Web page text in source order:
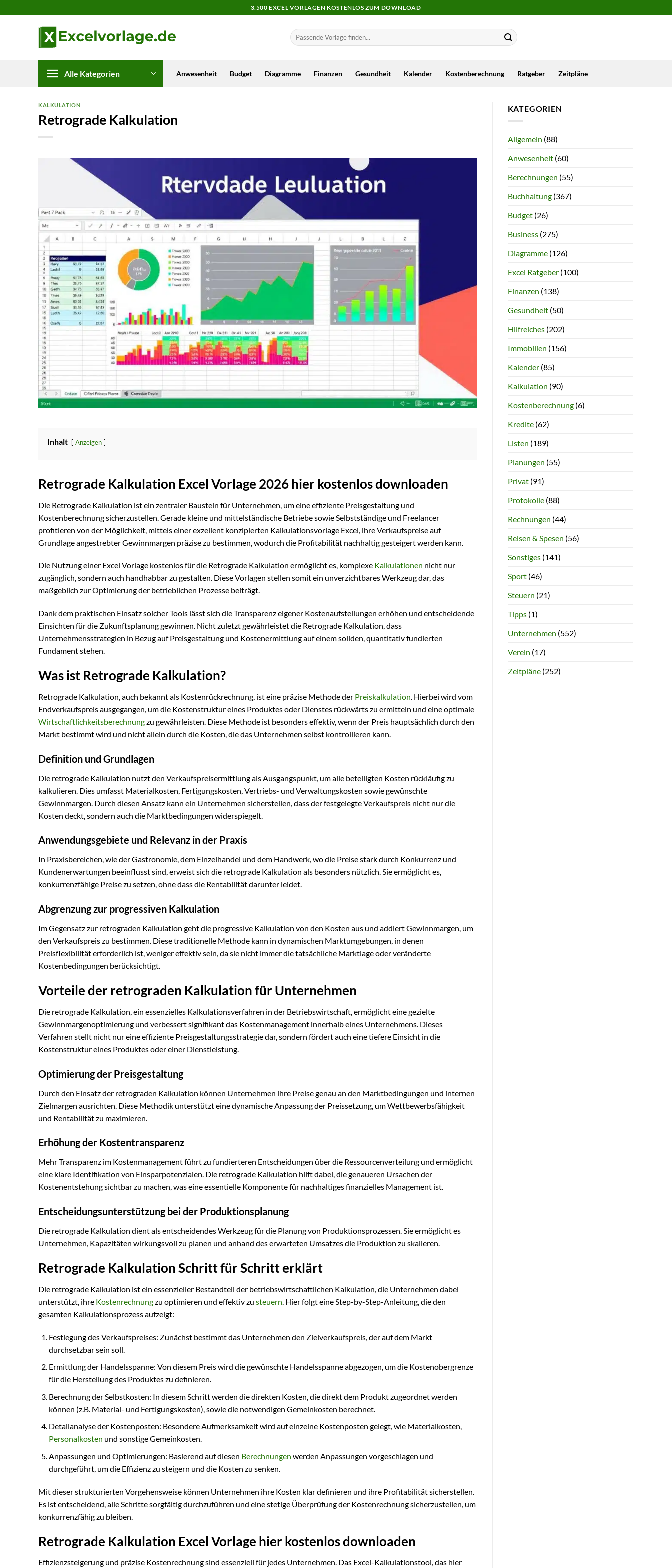
Inhalt
3.500 EXCEL VORLAGEN KOSTENLOS ZUM DOWNLOAD
Alle Kategorien Anwesenheit Budget Diagramme Finanzen Gesundheit Kalender Kostenberechnung Ratgeber Zeitpläne
KALKULATION
Retrograde Kalkulation
Inhalt Anzeigen
Retrograde Kalkulation Excel Vorlage 2026 hier kostenlos downloaden
Die Retrograde Kalkulation ist ein zentraler Baustein für Unternehmen, um eine effiziente Preisgestaltung und
Kostenberechnung sicherzustellen. Gerade kleine und mittelständische Betriebe sowie Selbstständige und Freelancer
profitieren von der Möglichkeit, mittels einer exzellent konzipierten Kalkulationsvorlage Excel, ihre Verkaufspreise auf
Grundlage angestrebter Gewinnmargen präzise zu bestimmen, wodurch die Profitabilität nachhaltig gesteigert werden kann.
Die Nutzung einer Excel Vorlage kostenlos für die Retrograde Kalkulation ermöglicht es, komplexe Kalkulationen nicht nur
zugänglich, sondern auch handhabbar zu gestalten. Diese Vorlagen stellen somit ein unverzichtbares Werkzeug dar, das
maßgeblich zur Optimierung der betrieblichen Prozesse beiträgt.
Dank dem praktischen Einsatz solcher Tools lässt sich die Transparenz eigener Kostenaufstellungen erhöhen und entscheidende
Einsichten für die Zukunftsplanung gewinnen. Nicht zuletzt gewährleistet die Retrograde Kalkulation, dass
Unternehmensstrategien in Bezug auf Preisgestaltung und Kostenermittlung auf einem soliden, quantitativ fundierten
Fundament stehen.
Was ist Retrograde Kalkulation?
Retrograde Kalkulation, auch bekannt als Kostenrückrechnung, ist eine präzise Methode der Preiskalkulation. Hierbei wird vom
Endverkaufspreis ausgegangen, um die Kostenstruktur eines Produktes oder Dienstes rückwärts zu ermitteln und eine optimale
Wirtschaftlichkeitsberechnungzu gewährleisten. Diese Methode ist besonders effektiv, wenn der Preis hauptsächlich durch den
Markt bestimmt wird und nicht allein durch die Kosten, die das Unternehmen selbst kontrollieren kann.
Definition und Grundlagen
Die retrograde Kalkulation nutzt den Verkaufspreisermittlung als Ausgangspunkt, um alle beteiligten Kosten rückläufig zu
kalkulieren. Dies umfasst Materialkosten, Fertigungskosten, Vertriebs- und Verwaltungskosten sowie gewünschte
Gewinnmargen. Durch diesen Ansatz kann ein Unternehmen sicherstellen, dass der festgelegte Verkaufspreis nicht nur die
Kosten deckt, sondern auch die Marktbedingungen widerspiegelt.
Anwendungsgebiete und Relevanz in der Praxis
In Praxisbereichen, wie der Gastronomie, dem Einzelhandel und dem Handwerk, wo die Preise stark durch Konkurrenz und
Kundenerwartungen beeinflusst sind, erweist sich die retrograde Kalkulation als besonders nützlich. Sie ermöglicht es,
konkurrenzfähige Preise zu setzen, ohne dass die Rentabilität darunter leidet.
Abgrenzung zur progressiven Kalkulation
Im Gegensatz zur retrograden Kalkulation geht die progressive Kalkulation von den Kosten aus und addiert Gewinnmargen, um
den Verkaufspreis zu bestimmen. Diese traditionelle Methode kann in dynamischen Marktumgebungen, in denen
Preisflexibilität erforderlich ist, weniger effektiv sein, da sie nicht immer die tatsächliche Marktlage oder veränderte
Kostenbedingungen berücksichtigt.
Vorteile der retrograden Kalkulation für Unternehmen
Die retrograde Kalkulation, ein essenzielles Kalkulationsverfahren in der Betriebswirtschaft, ermöglicht eine gezielte
Gewinnmargenoptimierung und verbessert signifikant das Kostenmanagement innerhalb eines Unternehmens. Dieses
Verfahren stellt nicht nur eine effiziente Preisgestaltungsstrategie dar, sondern fördert auch eine tiefere Einsicht in die
Kostenstruktur eines Produktes oder einer Dienstleistung.
Optimierung der Preisgestaltung
Durch den Einsatz der retrograden Kalkulation können Unternehmen ihre Preise genau an den Marktbedingungen und internen
Zielmargen ausrichten. Diese Methodik unterstützt eine dynamische Anpassung der Preissetzung, um Wettbewerbsfähigkeit
und Rentabilität zu maximieren.
Erhöhung der Kostentransparenz
Mehr Transparenz im Kostenmanagement führt zu fundierteren Entscheidungen über die Ressourcenverteilung und ermöglicht
eine klare Identifikation von Einsparpotenzialen. Die retrograde Kalkulation hilft dabei, die genaueren Ursachen der
Kostenentstehung sichtbar zu machen, was eine essentielle Komponente für nachhaltiges finanzielles Management ist.
Entscheidungsunterstützung bei der Produktionsplanung
Die retrograde Kalkulation dient als entscheidendes Werkzeug für die Planung von Produktionsprozessen. Sie ermöglicht es
Unternehmen, Kapazitäten wirkungsvoll zu planen und anhand des erwarteten Umsatzes die Produktion zu skalieren.
Retrograde Kalkulation Schritt für Schritt erklärt
Die retrograde Kalkulation ist ein essenzieller Bestandteil der betriebswirtschaftlichen Kalkulation, die Unternehmen dabei
unterstützt, ihre Kostenrechnungzu optimieren und effektiv zu steuern. Hier folgt eine Step-by-Step-Anleitung, die den
gesamten Kalkulationsprozess aufzeigt:
Festlegung des Verkaufspreises: Zunächst bestimmt das Unternehmen den Zielverkaufspreis, der auf dem Markt
durchsetzbar sein soll.
Ermittlung der Handelsspanne: Von diesem Preis wird die gewünschte Handelsspanne abgezogen, um die Kostenobergrenze
für die Herstellung des Produktes zu definieren.
Berechnung der Selbstkosten: In diesem Schritt werden die direkten Kosten, die direkt dem Produkt zugeordnet werden
können (z.B. Material- und Fertigungskosten), sowie die notwendigen Gemeinkosten berechnet.
Detailanalyse der Kostenposten: Besondere Aufmerksamkeit wird auf einzelne Kostenposten gelegt, wie Materialkosten,
Personalkosten und sonstige Gemeinkosten.
Anpassungen und Optimierungen: Basierend auf diesen Berechnungen werden Anpassungen vorgeschlagen und
durchgeführt, um die Effizienz zu steigern und die Kosten zu senken.
Mit dieser strukturierten Vorgehensweise können Unternehmen ihre Kosten klar definieren und ihre Profitabilität sicherstellen.
Es ist entscheidend, alle Schritte sorgfältig durchzuführen und eine stetige Überprüfung der Kostenrechnung sicherzustellen, um
konkurrenzfähig zu bleiben.
Retrograde Kalkulation Excel Vorlage hier kostenlos downloaden
Effizienzsteigerung und präzise Kostenrechnung sind essenziell für jedes Unternehmen. Das Excel-Kalkulationstool, das hier
KATEGORIEN
Allgemein (88)
Anwesenheit(60)
Berechnungen (55)
Buchhaltung(367)
Budget(26)
Business(275)
Diagramme(126)
Excel Ratgeber(100)
Finanzen (138)
Gesundheit(50)
Hilfreiches(202)
Immobilien (156)
Kalender(85)
Kalkulation (90)
Kostenberechnung(6)
Kredite(62)
Listen (189)
Planungen (55)
Privat(91)
Protokolle(88)
Rechnungen (44)
Reisen & Spesen (56)
Sonstiges(141)
Sport(46)
Steuern (21)
Tipps(1)
Unternehmen (552)
Verein (17)
Zeitpläne(252)